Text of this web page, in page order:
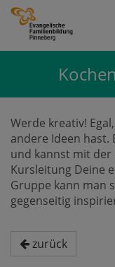
Werde kreativ!
andere Ideen hast.
und kannst mit
Kursleitung Deine
Gruppe kann man
gegenseitig
zurück